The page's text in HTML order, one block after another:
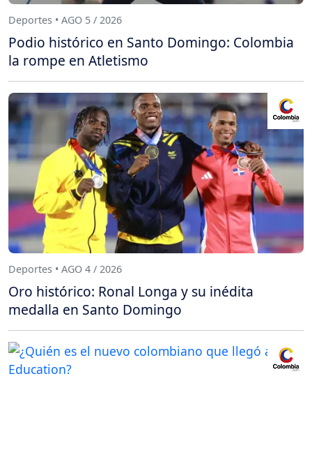
Deportes • AGO 5 / 2026
Podio histórico en Santo Domingo: Colombia
la rompe en Atletismo
Deportes • AGO 4 / 2026
Oro histórico: Ronal Longa y su inédita
medalla en Santo Domingo